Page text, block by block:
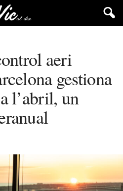
aeri
gestiona
l’abril, un